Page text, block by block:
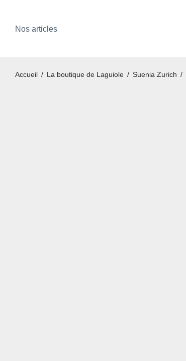
Nos articles
Accueil / La boutique de Laguiole / Suenia Zurich /